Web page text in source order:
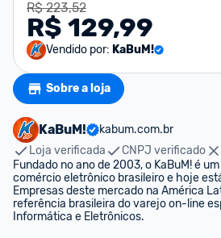
R$ 223,52
R$ 129,99
Vendido por: KaBuM!
Sobre a loja
KaBuM!
kabum.com.br
Loja verificada
CNPJ verificado
Fundado no ano de 2003, o KaBuM! é
comércio eletrônico brasileiro e hoje
Empresas deste mercado na América
referência brasileira do varejo on-line
Informática e Eletrônicos.